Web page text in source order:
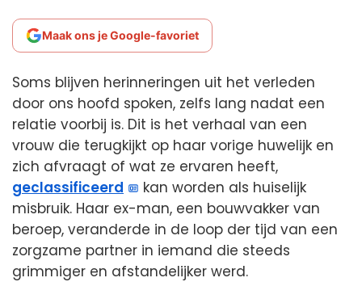
Maak ons je Google-favoriet
Soms blijven herinneringen uit het verleden
door ons hoofd spoken, zelfs lang nadat een
relatie voorbij is. Dit is het verhaal van een
vrouw die terugkijkt op haar vorige huwelijk en
zich afvraagt of wat ze ervaren heeft,
geclassificeerd
kan worden als huiselijk
misbruik. Haar ex-man, een bouwvakker van
beroep, veranderde in de loop der tijd van een
zorgzame partner in iemand die steeds
grimmiger en afstandelijker werd.